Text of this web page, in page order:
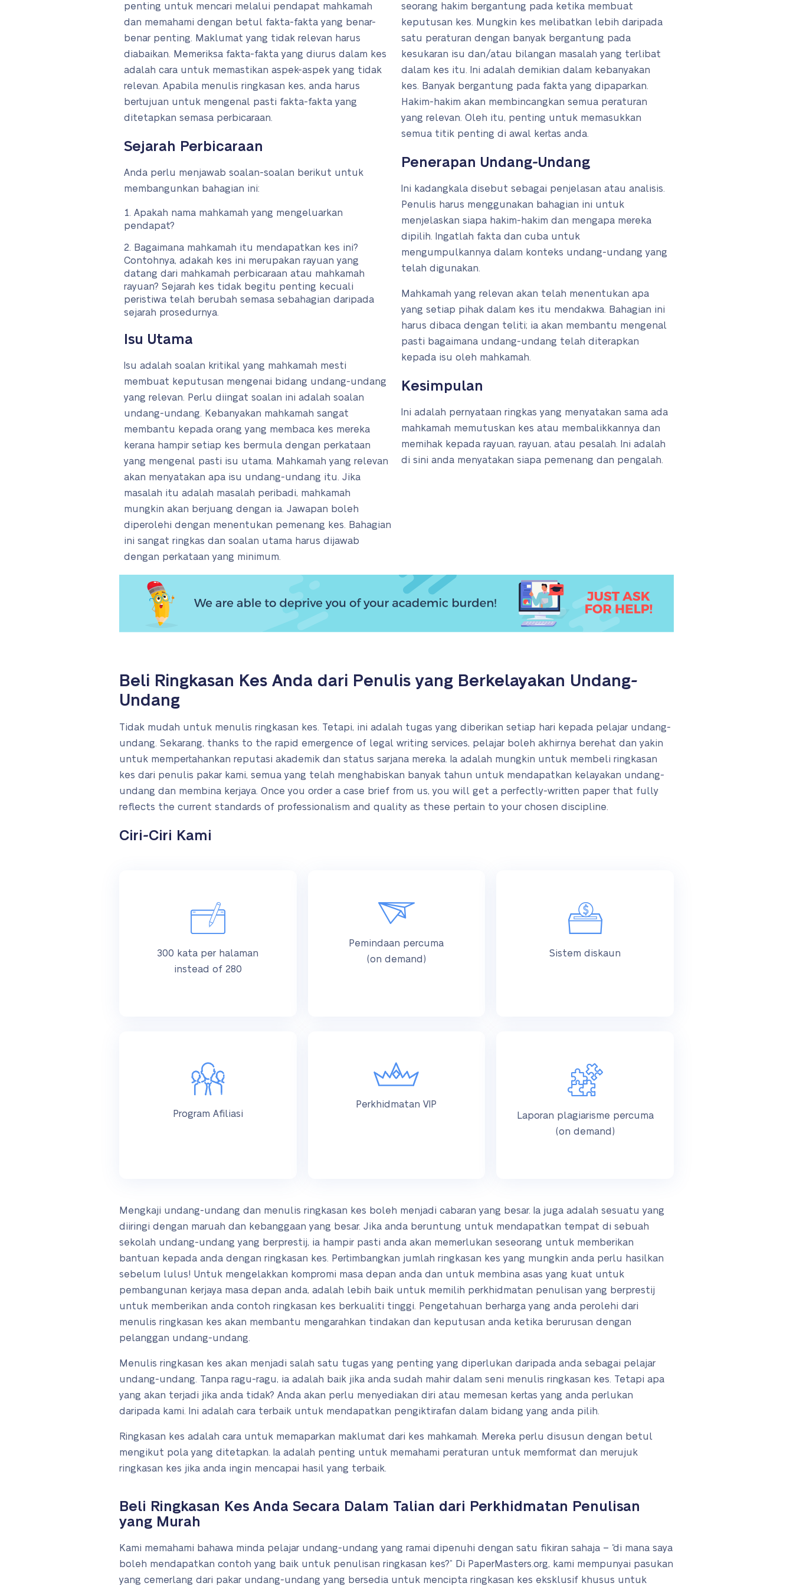
penting untuk mencari melalui pendapat mahkamah
dan memahami dengan betul fakta-fakta yang benar-
benar penting. Maklumat yang tidak relevan harus
diabaikan. Memeriksa fakta-fakta yang diurus dalam kes
adalah cara untuk memastikan aspek-aspek yang tidak
relevan. Apabila menulis ringkasan kes, anda harus
bertujuan untuk mengenal pasti fakta-fakta yang
ditetapkan semasa perbicaraan.
Sejarah Perbicaraan
Anda perlu menjawab soalan-soalan berikut untuk
membangunkan bahagian ini:
Apakah nama mahkamah yang mengeluarkan
pendapat?
Bagaimana mahkamah itu mendapatkan kes ini?
Contohnya, adakah kes ini merupakan rayuan yang
datang dari mahkamah perbicaraan atau mahkamah
rayuan? Sejarah kes tidak begitu penting kecuali
peristiwa telah berubah semasa sebahagian daripada
sejarah prosedurnya.
Isu Utama
Isu adalah soalan kritikal yang mahkamah mesti
membuat keputusan mengenai bidang undang-undang
yang relevan. Perlu diingat soalan ini adalah soalan
undang-undang. Kebanyakan mahkamah sangat
membantu kepada orang yang membaca kes mereka
kerana hampir setiap kes bermula dengan perkataan
yang mengenal pasti isu utama. Mahkamah yang relevan
akan menyatakan apa isu undang-undang itu. Jika
masalah itu adalah masalah peribadi, mahkamah
mungkin akan berjuang dengan ia. Jawapan boleh
diperolehi dengan menentukan pemenang kes. Bahagian
ini sangat ringkas dan soalan utama harus dijawab
dengan perkataan yang minimum.
seorang hakim bergantung pada ketika membuat
keputusan kes. Mungkin kes melibatkan lebih daripada
satu peraturan dengan banyak bergantung pada
kesukaran isu dan/atau bilangan masalah yang terlibat
dalam kes itu. Ini adalah demikian dalam kebanyakan
kes. Banyak bergantung pada fakta yang dipaparkan.
Hakim-hakim akan membincangkan semua peraturan
yang relevan. Oleh itu, penting untuk memasukkan
semua titik penting di awal kertas anda.
Penerapan Undang-Undang
Ini kadangkala disebut sebagai penjelasan atau analisis.
Penulis harus menggunakan bahagian ini untuk
menjelaskan siapa hakim-hakim dan mengapa mereka
dipilih. Ingatlah fakta dan cuba untuk
mengumpulkannya dalam konteks undang-undang yang
telah digunakan.
Mahkamah yang relevan akan telah menentukan apa
yang setiap pihak dalam kes itu mendakwa. Bahagian ini
harus dibaca dengan teliti; ia akan membantu mengenal
pasti bagaimana undang-undang telah diterapkan
kepada isu oleh mahkamah.
Kesimpulan
Ini adalah pernyataan ringkas yang menyatakan sama ada
mahkamah memutuskan kes atau membalikkannya dan
memihak kepada rayuan, rayuan, atau pesalah. Ini adalah
di sini anda menyatakan siapa pemenang dan pengalah.
Beli Ringkasan Kes Anda dari Penulis yang Berkelayakan Undang-
Undang
Tidak mudah untuk menulis ringkasan kes. Tetapi, ini adalah tugas yang diberikan setiap hari kepada pelajar undang-
undang. Sekarang, thanks to the rapid emergence of legal writing services, pelajar boleh akhirnya berehat dan yakin
untuk mempertahankan reputasi akademik dan status sarjana mereka. Ia adalah mungkin untuk membeli ringkasan
kes dari penulis pakar kami, semua yang telah menghabiskan banyak tahun untuk mendapatkan kelayakan undang-
undang dan membina kerjaya. Once you order a case brief from us, you will get a perfectly-written paper that fully
reflects the current standards of professionalism and quality as these pertain to your chosen discipline.
Ciri-Ciri Kami
300 kata per halaman
instead of 280
Pemindaan percuma
(on demand)
Sistem diskaun
Program Afiliasi
Perkhidmatan VIP
Laporan plagiarisme percuma
(on demand)
Mengkaji undang-undang dan menulis ringkasan kes boleh menjadi cabaran yang besar. Ia juga adalah sesuatu yang
diiringi dengan maruah dan kebanggaan yang besar. Jika anda beruntung untuk mendapatkan tempat di sebuah
sekolah undang-undang yang berprestij, ia hampir pasti anda akan memerlukan seseorang untuk memberikan
bantuan kepada anda dengan ringkasan kes. Pertimbangkan jumlah ringkasan kes yang mungkin anda perlu hasilkan
sebelum lulus! Untuk mengelakkan kompromi masa depan anda dan untuk membina asas yang kuat untuk
pembangunan kerjaya masa depan anda, adalah lebih baik untuk memilih perkhidmatan penulisan yang berprestij
untuk memberikan anda contoh ringkasan kes berkualiti tinggi. Pengetahuan berharga yang anda perolehi dari
menulis ringkasan kes akan membantu mengarahkan tindakan dan keputusan anda ketika berurusan dengan
pelanggan undang-undang.
Menulis ringkasan kes akan menjadi salah satu tugas yang penting yang diperlukan daripada anda sebagai pelajar
undang-undang. Tanpa ragu-ragu, ia adalah baik jika anda sudah mahir dalam seni menulis ringkasan kes. Tetapi apa
yang akan terjadi jika anda tidak? Anda akan perlu menyediakan diri atau memesan kertas yang anda perlukan
daripada kami. Ini adalah cara terbaik untuk mendapatkan pengiktirafan dalam bidang yang anda pilih.
Ringkasan kes adalah cara untuk memaparkan maklumat dari kes mahkamah. Mereka perlu disusun dengan betul
mengikut pola yang ditetapkan. Ia adalah penting untuk memahami peraturan untuk memformat dan merujuk
ringkasan kes jika anda ingin mencapai hasil yang terbaik.
Beli Ringkasan Kes Anda Secara Dalam Talian dari Perkhidmatan Penulisan
yang Murah
Kami memahami bahawa minda pelajar undang-undang yang ramai dipenuhi dengan satu fikiran sahaja – “di mana saya
boleh mendapatkan contoh yang baik untuk penulisan ringkasan kes?” Di PaperMasters.org, kami mempunyai pasukan
yang cemerlang dari pakar undang-undang yang bersedia untuk mencipta ringkasan kes eksklusif khusus untuk